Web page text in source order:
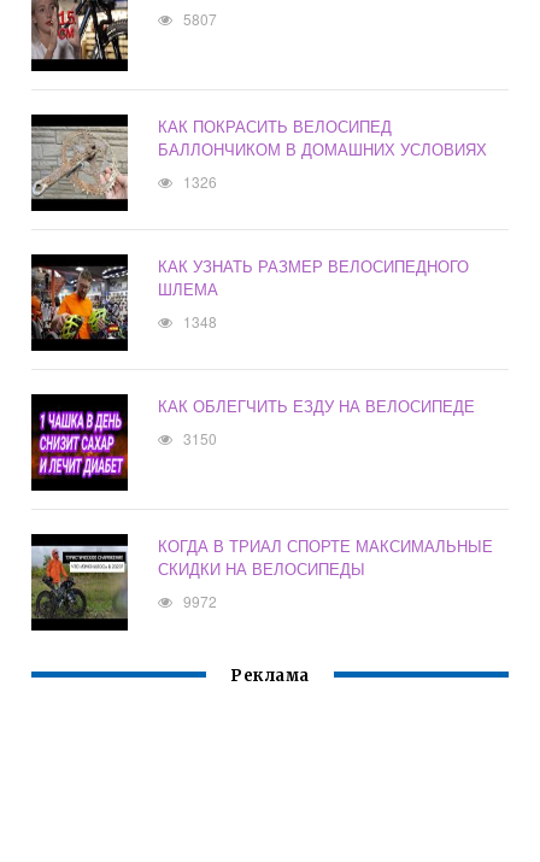
5807
КАК ПОКРАСИТЬ ВЕЛОСИПЕД
БАЛЛОНЧИКОМ В ДОМАШНИХ УСЛОВИЯХ
1326
КАК УЗНАТЬ РАЗМЕР ВЕЛОСИПЕДНОГО
ШЛЕМА
1348
КАК ОБЛЕГЧИТЬ ЕЗДУ НА ВЕЛОСИПЕДЕ
3150
КОГДА В ТРИАЛ СПОРТЕ МАКСИМАЛЬНЫЕ
СКИДКИ НА ВЕЛОСИПЕДЫ
9972
Реклама